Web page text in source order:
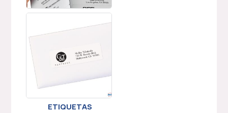
ETIQUETAS